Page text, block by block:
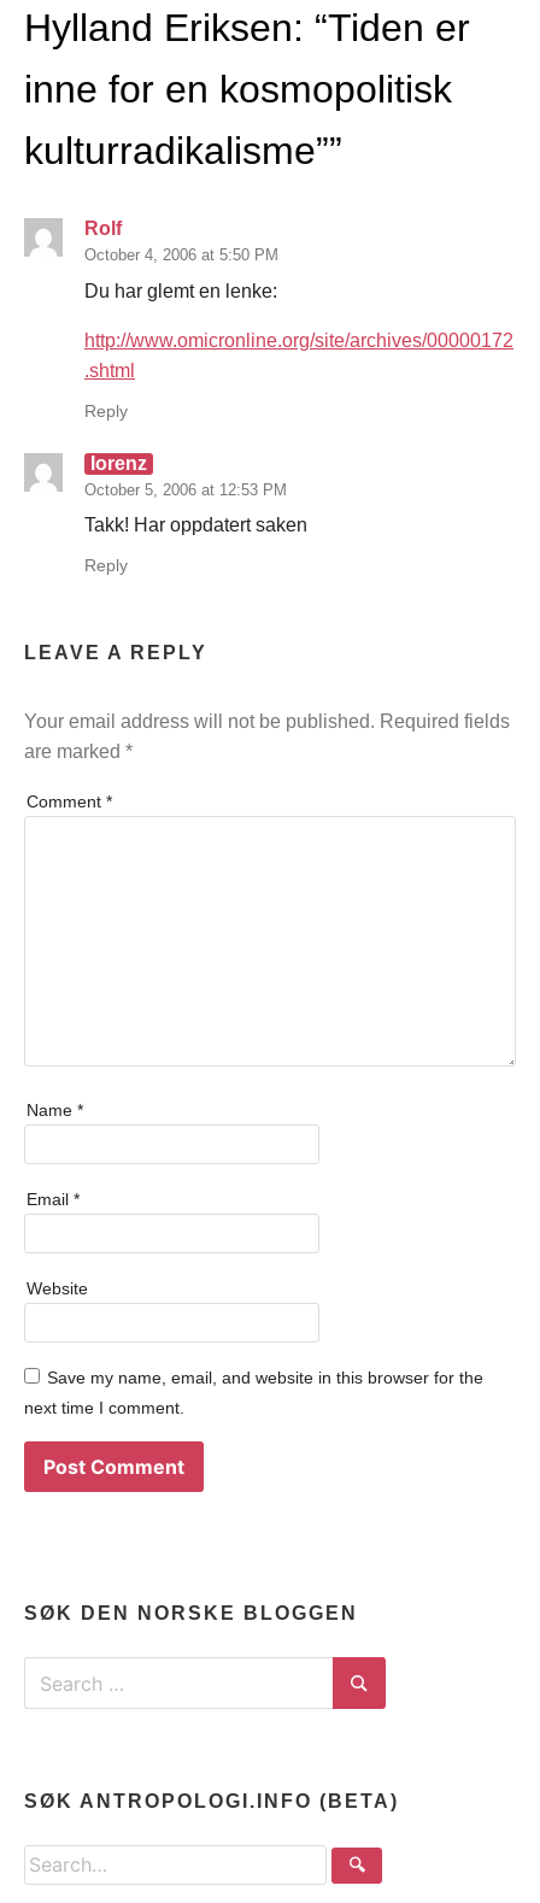
Hylland Eriksen: “Tiden er
inne for en kosmopolitisk
kulturradikalisme””
Rolf
October 4, 2006 at 5:50 PM
Du har glemt en lenke:
http://www.omicronline.org/site/archives/00000172
.shtml
Reply
lorenz
October 5, 2006 at 12:53 PM
Takk! Har oppdatert saken
Reply
LEAVE A REPLY
Your email address will not be published. Required fields
are marked *
Comment *
Name *
Email *
Website
Save my name, email, and website in this browser for the
next time I comment.
SØK DEN NORSKE BLOGGEN
Search
SØK ANTROPOLOGI.INFO (BETA)
Search
the
🔍